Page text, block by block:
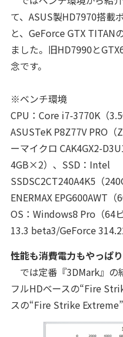
て、ASUS製HD7970搭載
と、GeForce GTX TITAN
ました。旧HD7990と
念です。
※ベンチ環境
CPU：Core i7-3770K（
ASUSTeK P8Z77V PRO
ーマイクロ CAK4GX2-
4GB×2）、SSD：Intel
SSDSC2CT240A4K5（
ENERMAX EPG600AWT（
OS：Windows8 Pro（64
13.3 beta3/GeForce
性能も消費電力もやっぱ
では定番『3DMark』の
フルHDベースの“Fire
スの“Fire Strike